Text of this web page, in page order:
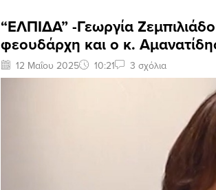
“ΕΛΠΙΔΑ” -Γεωργία
φεουδάρχη και ο κ.
12 Μαΐου 2025 10:21 3 σχόλια